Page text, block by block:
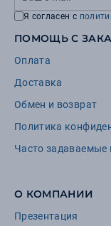
Я согласен с
ПОМОЩЬ С
Оплата
Доставка
Обмен и возврат
Политика
Часто задаваемые
О КОМПАНИИ
Презентация